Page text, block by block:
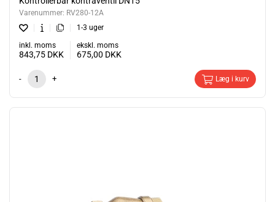
Varenummer: RV280-12A
1-3 uger
inkl. moms
843,75 DKK
ekskl. moms
675,00 DKK
- + Læg i kurv